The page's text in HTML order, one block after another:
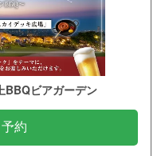
BBQビアガーデン
約